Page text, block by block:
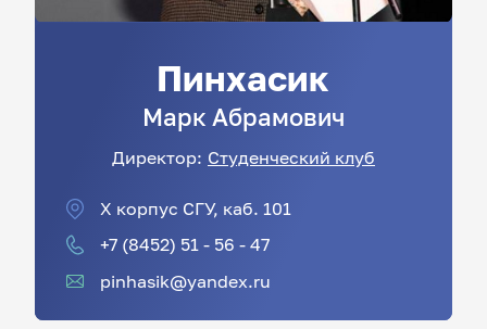
Пинхасик
Марк Абрамович
Директор: Студенческий клуб
Х корпус СГУ, каб. 101
+7 (8452) 51 - 56 - 47
pinhasik@yandex.ru